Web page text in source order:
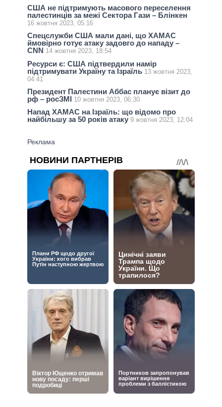
США не підтримують масового переселення
палестинців за межі Сектора Гази – Блінкен
16 жовтня 2023, 05:16
Спецслужби США мали дані, що ХАМАС
ймовірно готує атаку задовго до нападу –
CNN 14 жовтня 2023, 18:54
Ресурси є: США підтвердили намір
підтримувати Україну та Ізраїль 13 жовтня 2023,
04:41
Президент Палестини Аббас планує візит до
рф – росЗМІ 10 жовтня 2023, 06:30
Напад ХАМАС на Ізраїль: що відомо про
найбільшу за 50 років атаку 9 жовтня 2023, 12:04